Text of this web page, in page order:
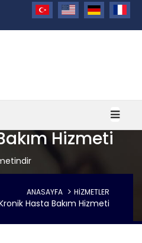
Hizmeti
ANASAYFA HİZMETLER
Hasta Bakım Hizmeti